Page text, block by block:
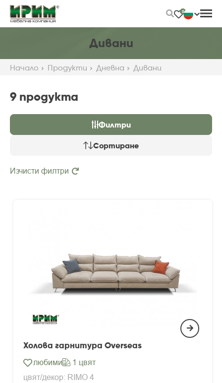
Skip
Main
0
Дивани
Начало Продукти Дневна Дивани
9 продуктa
Филтри
Сортиране
Препоръчани
Изчисти филтри
Холова гарнитура Overseas
любими
1 цвят
цвят/декор: RIMO 4